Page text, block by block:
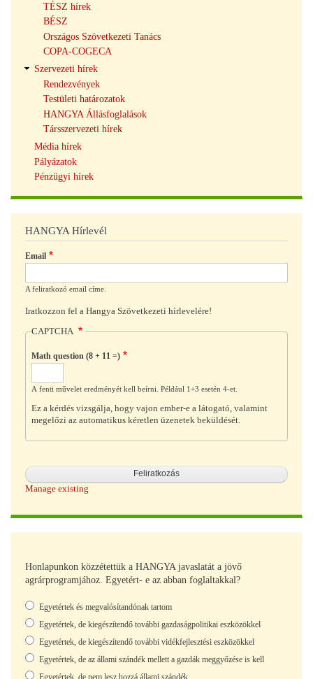
TÉSZ hírek
BÉSZ
Országos Szövetkezeti Tanács
COPA-COGECA
Szervezeti hírek
Rendezvények
Testületi határozatok
HANGYA Állásfoglalások
Társszervezeti hírek
Média hírek
Pályázatok
Pénzügyi hírek
HANGYA Hírlevél
Email
A feliratkozó email címe.
Iratkozzon fel a Hangya Szövetkezeti hírlevelére!
CAPTCHA
Math question (8 + 11 =)
A fenti művelet eredményét kell beírni. Például 1+3 esetén 4-et.
Ez a kérdés vizsgálja, hogy vajon ember-e a látogató, valamint
megelőzi az automatikus kéretlen üzenetek beküldését.
Manage existing
Honlapunkon közzétettük a HANGYA javaslatát a jövő
agrárprogramjához. Egyetért- e az abban foglaltakkal?
Választások
Egyetértek és megvalósítandónak tartom
Egyetértek, de kiegészítendő további gazdaságpolitikai eszközökkel
Egyetértek, de kiegészítendő további vidékfejlesztési eszközökkel
Egyetértek, de az állami szándék mellett a gazdák meggyőzése is kell
Egyetértek, de nem lesz hozzá állami szándék